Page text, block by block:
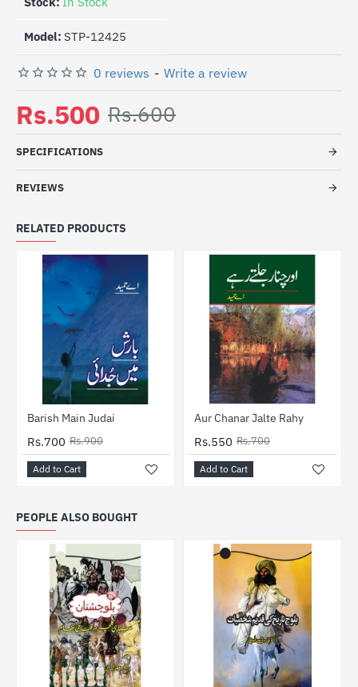
Model: STP-12425
0 reviews - Write a review
Rs.500 Rs.600
SPECIFICATIONS
REVIEWS
RELATED PRODUCTS
Barish Main Judai
Rs.700 Rs.900
Add to Cart
-21%
Aur Chanar Jalte Rahy
Rs.550 Rs.700
Add to Cart
PEOPLE ALSO BOUGHT